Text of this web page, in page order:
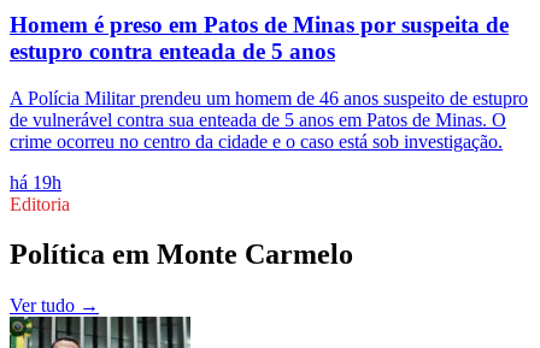
Homem é preso em Patos de Minas por suspeita de
estupro contra enteada de 5 anos
A Polícia Militar prendeu um homem de 46 anos suspeito de estupro
de vulnerável contra sua enteada de 5 anos em Patos de Minas. O
crime ocorreu no centro da cidade e o caso está sob investigação.
há 19h
Editoria
Política em Monte Carmelo
Ver tudo →